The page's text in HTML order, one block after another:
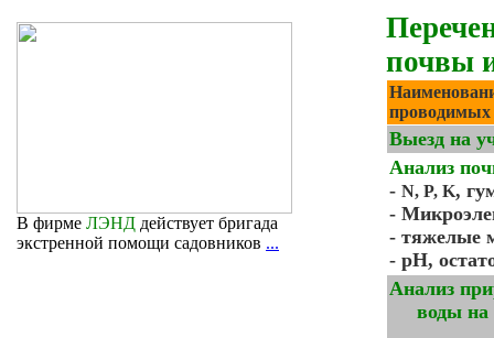
В фирме ЛЭНД действует бригада
экстренной помощи садовников ...
почвы
проводимых
Выезд на
Анализ
- N, P, K,
-
- тяжелые
- pH,
Анализ
воды